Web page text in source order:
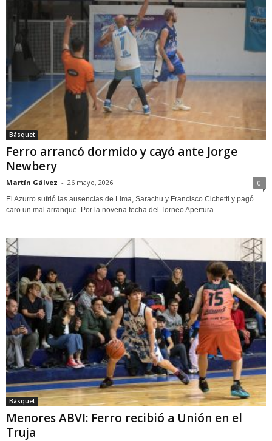
Básquet
Ferro arrancó dormido y cayó ante Jorge
Newbery
Martín Gálvez - 26 mayo, 2026 0
El Azurro sufrió las ausencias de Lima, Sarachu y Francisco Cichetti y pagó
caro un mal arranque. Por la novena fecha del Torneo Apertura...
Básquet
Menores ABVI: Ferro recibió a Unión en el
Truja